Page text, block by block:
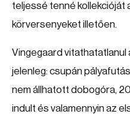
teljessé tenné kollekcióját
körversenyeket illetően.
Vingegaard vitathatatlanul
jelenleg: csupán
nem állhatott dobogóra,
indult és valamennyin az